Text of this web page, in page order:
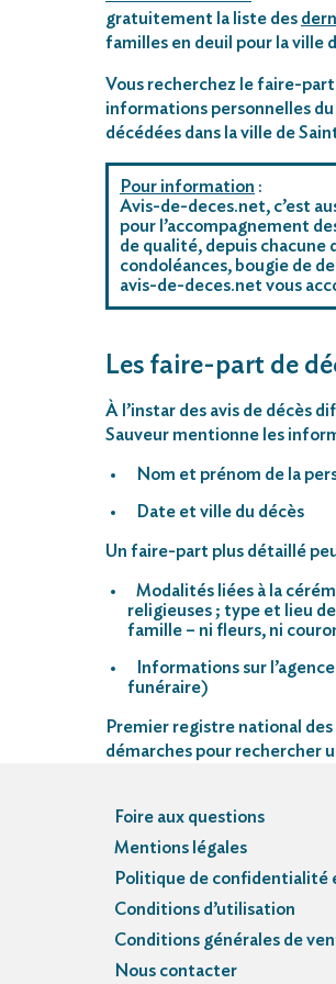
gratuitement la liste des
familles en deuil pour la ville
Vous recherchez le faire-part
informations personnelles
décédées dans la ville de
Pour information :
Avis-de-deces.net, c’est
pour l’accompagnement
de qualité, depuis chacune
condoléances, bougie de
avis-de-deces.net vous
Les faire-part de
À l’instar des avis de décès
Sauveur mentionne les
Nom et prénom de la
Date et ville du décès
Un faire-part plus détaillé
Modalités liées à la
religieuses ; type et lieu
famille – ni fleurs, ni
Informations sur
funéraire)
Premier registre national
démarches pour rechercher
Foire aux questions
Mentions légales
Politique de confidentialité
Conditions d’utilisation
Conditions générales de
Nous contacter